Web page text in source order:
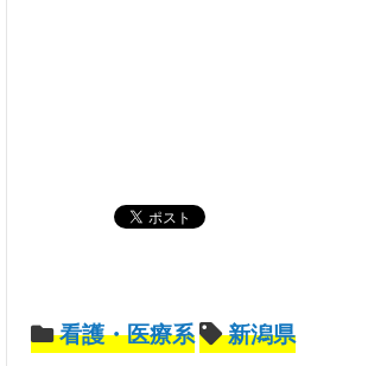
看護・医療系
新潟県